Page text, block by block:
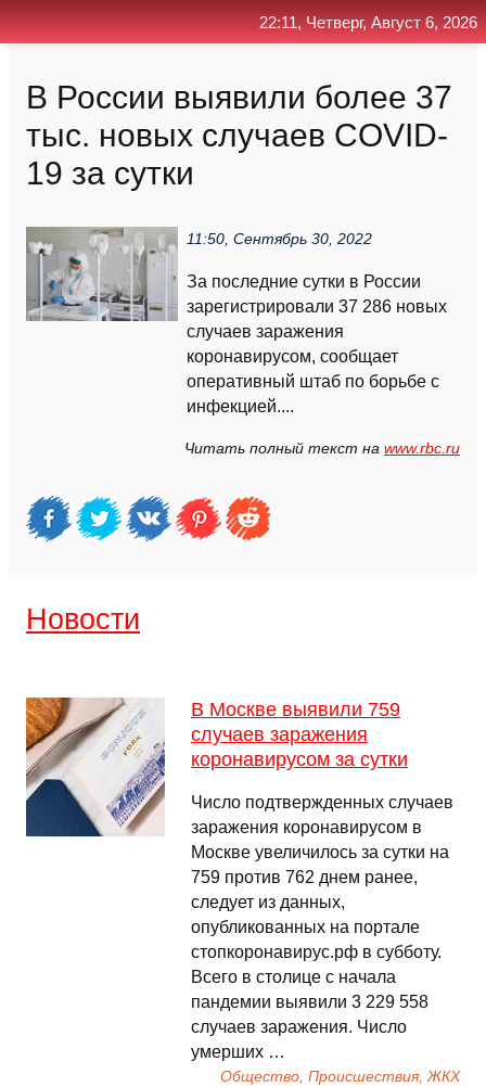
В России выявили более 37
тыс. новых случаев COVID-
19 за сутки
11:50, Сентябрь 30, 2022
За последние сутки в России
зарегистрировали 37 286 новых
случаев заражения
коронавирусом, сообщает
оперативный штаб по борьбе с
инфекцией....
Читать полный текст на www.rbc.ru
Новости
В Москве выявили 759
случаев заражения
коронавирусом за сутки
Число подтвержденных случаев
заражения коронавирусом в
Москве увеличилось за сутки на
759 против 762 днем ранее,
следует из данных,
опубликованных на портале
стопкоронавирус.рф в субботу.
Всего в столице с начала
пандемии выявили 3 229 558
случаев заражения. Число
умерших …
Общество, Происшествия, ЖКХ
22:11, Четверг, Август 6, 2026